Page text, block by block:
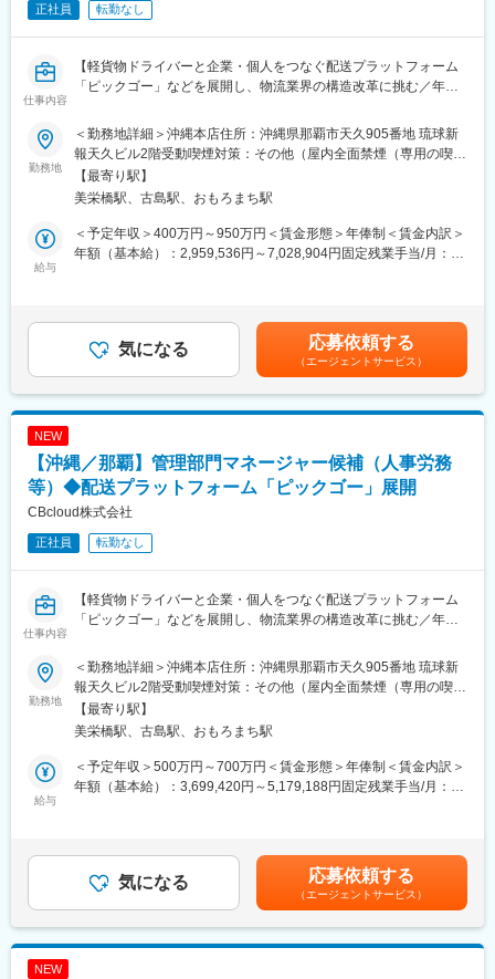
正社員 転勤なし
仕事内容
【軽貨物ドライバーと企業・個人をつなぐ配送プラットフォーム
「ピックゴー」などを展開し、物流業界の構造改革に挑む／年休
【募集背景】
現在沖縄オフィスに所属しているエンジニアは10名で、ドライバ
ーと直接コンタクトをとっているカスタマーサポート部門に近い
環境で開発している事と、業務以外にも様々な活動を行っており
ます。
東京所属や業務委託のエンジニアも含めると約40名程度の組織で
す。
名程度のエンジニアの方が集まり、技術力の向上や様々な事例を
発表（LT）を行っております。詳細は面接でお伝えいたします。
・テックブログ執筆
社のエンジニアだけではなく外部のエンジニアも招き、技術に関
こういった活動を行い継続することで、沖縄のエンジニアの技術
力向上も含め、業界をもっと盛り上げていくことを目指しており
■具体的な業務内容
・Web・アプリ（toB・toC）双方でのUI/UXデザイン
・画像・イラストなどのグラフィック制作
・UI・UX設計のためのユーザー調査の実施
・UXデザインプロセスの計画・実行 ・デザインチームの進行管理
Figma、Adobe Creative Cloud、Morisawa Fonts（デザイン）
Adobe Stock（ストックフォト）
Slack（コミュニケーション）
backlog（プロジェクト管理）
勤務地
＜勤務地詳細＞沖縄本店住所：沖縄県那覇市天久905番地 琉球新
報天久ビル2階受動喫煙対策：その他（屋内全面禁煙（専用の喫煙
ブースあり））
【最寄り駅】
美栄橋駅、古島駅、おもろまち駅
給与
＜予定年収＞400万円～950万円＜賃金形態＞年俸制＜賃金内訳＞
年額（基本給）：2,959,536円～7,028,904円固定残業手当/月：
給与補足＞※能力・経験等を考慮し、当社規定により決定いたしま
す。※給与改定は年2回賃金はあくまでも目安の金額であり、選考
を通じて上下する可能性があります。月給(月額)は固定手当を含め
た表記です。
気になる 応募依頼する
（エージェントサービス）
NEW
【沖縄／那覇】管理部門マネージャー候補（人事労務
等）◆配送プラットフォーム「ピックゴー」展開
CBcloud株式会社
正社員 転勤なし
仕事内容
【軽貨物ドライバーと企業・個人をつなぐ配送プラットフォーム
「ピックゴー」などを展開し、物流業界の構造改革に挑む／年休
■仕事内容
当社は2021年12月、シリーズCで約60億の資金調達。 その後、調
達を重ね累計約120億の資金調達を実施しました。 サービスの急
成長と新規事業拡大に伴い、より強固な組織を構築する事が急務
となっております。
■業務内容
勤務地
＜勤務地詳細＞沖縄本店住所：沖縄県那覇市天久905番地 琉球新
報天久ビル2階受動喫煙対策：その他（屋内全面禁煙（専用の喫煙
ブースあり））
【最寄り駅】
美栄橋駅、古島駅、おもろまち駅
給与
＜予定年収＞500万円～700万円＜賃金形態＞年俸制＜賃金内訳＞
年額（基本給）：3,699,420円～5,179,188円固定残業手当/月：
給与補足＞※能力・経験等を考慮し、当社規定により決定いたしま
す。※給与改定は年2回賃金はあくまでも目安の金額であり、選考
を通じて上下する可能性があります。月給(月額)は固定手当を含め
た表記です。
気になる 応募依頼する
（エージェントサービス）
NEW